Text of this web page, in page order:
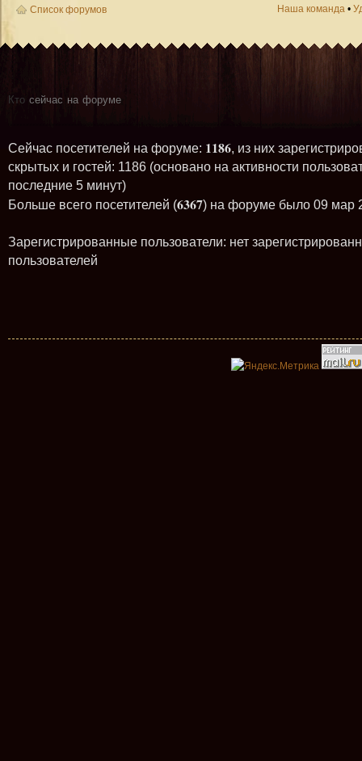
Список форумов Наша команда •
Кто сейчас на форуме
Сейчас посетителей на форуме: 1186, из них
скрытых и гостей: 1186 (основано на активности
последние 5 минут)
Больше всего посетителей (6367) на форуме было 09 мар
Зарегистрированные пользователи: нет
пользователей